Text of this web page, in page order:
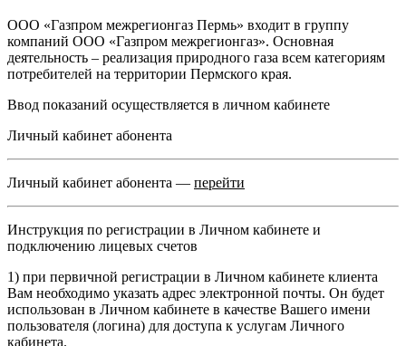
ООО «Газпром межрегионгаз Пермь» входит в группу
компаний ООО «Газпром межрегионгаз». Основная
деятельность – реализация природного газа всем категориям
потребителей на территории Пермского края.
Ввод показаний осуществляется в личном кабинете
Личный кабинет абонента
Личный кабинет абонента — перейти
Инструкция по регистрации в Личном кабинете и
подключению лицевых счетов
1) при первичной регистрации в Личном кабинете клиента
Вам необходимо указать адрес электронной почты. Он будет
использован в Личном кабинете в качестве Вашего имени
пользователя (логина) для доступа к услугам Личного
кабинета.